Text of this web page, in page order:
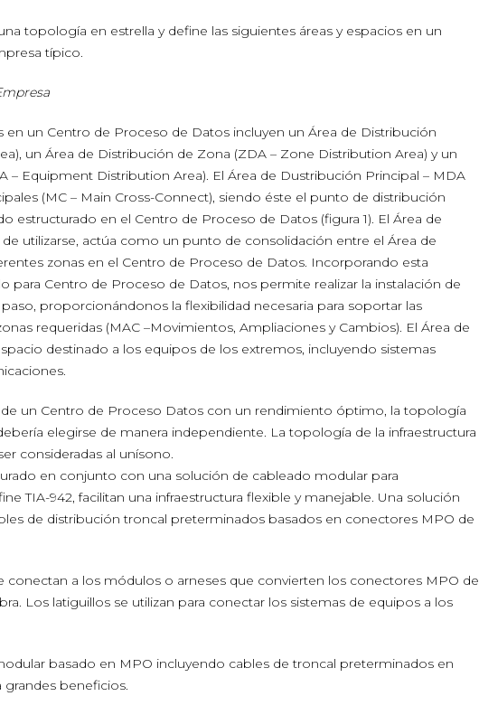
topología en estrella y define las siguientes áreas y espacios en un
típico.
en un Centro de Proceso de Datos incluyen un Área de Distribución
un Área de Distribución de Zona (ZDA – Zone Distribution Area) y un
– Equipment Distribution Area). El Área de Dustribución Principal – MDA
(MC – Main Cross-Connect), siendo éste el punto de distribución
estructurado en el Centro de Proceso de Datos (figura 1). El Área de
utilizarse, actúa como un punto de consolidación entre el Área de
zonas en el Centro de Proceso de Datos. Incorporando esta
para Centro de Proceso de Datos, nos permite realizar la instalación de
proporcionándonos la flexibilidad necesaria para soportar las
requeridas (MAC –Movimientos, Ampliaciones y Cambios). El Área de
destinado a los equipos de los extremos, incluyendo sistemas
un Centro de Proceso Datos con un rendimiento óptimo, la topología
elegirse de manera independiente. La topología de la infraestructura
consideradas al unísono.
en conjunto con una solución de cableado modular para
TIA-942, facilitan una infraestructura flexible y manejable. Una solución
de distribución troncal preterminados basados en conectores MPO de
conectan a los módulos o arneses que convierten los conectores MPO de
Los latiguillos se utilizan para conectar los sistemas de equipos a los
basado en MPO incluyendo cables de troncal preterminados en
grandes beneficios.